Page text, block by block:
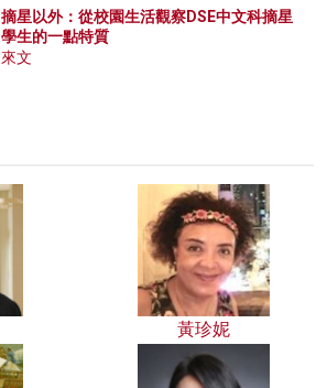
摘星以外：從校園生活觀察DSE中文科摘星
學生的一點特質
來文
黃珍妮